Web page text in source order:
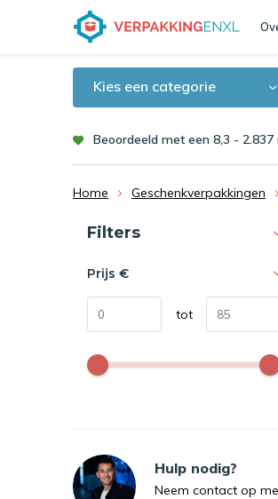
Kies een categorie
Beoordeeld met een 8,3 - 2.837
Home Geschenkverpakkingen
Sorteren op:
Filters
Prijs €
tot
Hulp nodig?
Neem contact op